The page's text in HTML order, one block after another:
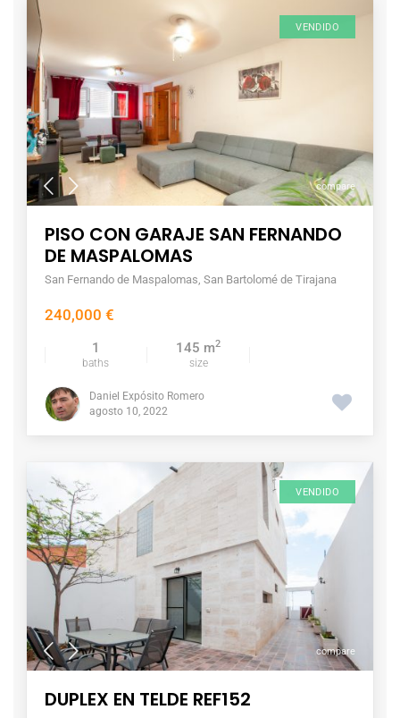
compare
VENDIDO
PISO CON GARAJE SAN FERNANDO
DE MASPALOMAS
San Fernando de Maspalomas San Bartolomé de Tirajana
240,000 €
1
baths
145 m2
size
Daniel Expósito Romero
agosto 10, 2022
compare
VENDIDO
DUPLEX EN TELDE REF152